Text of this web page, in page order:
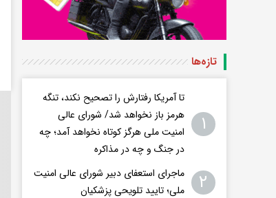
تازه‌ها
۱
تا آمریکا رفتارش را تصحیح نکند، تنگه
هرمز باز نخواهد شد/ شورای عالی
امنیت ملی هرگز کوتاه نخواهد آمد؛ چه
در جنگ و چه در مذاکره
۲
ماجرای استعفای دبیر شورای عالی امنیت
ملی؛ تایید تلویحی پزشکیان